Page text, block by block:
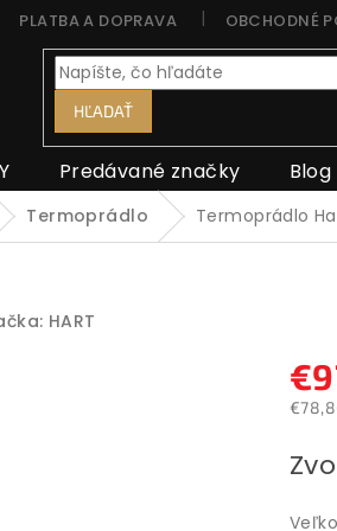
PLATBA A DOPRAVA OBCHODNÉ
HĽADAŤ
Predávané značky Blog
Termoprádlo Termoprádlo
HART
cena: